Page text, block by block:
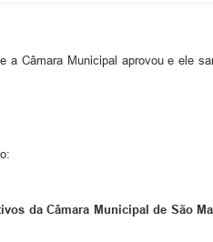
Câmara Municipal aprovou e ele
da Câmara Municipal de São